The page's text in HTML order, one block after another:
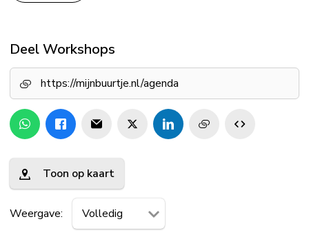
Deel Workshops
https://mijnbuurtje.nl/agenda
Toon op kaart
Weergave: